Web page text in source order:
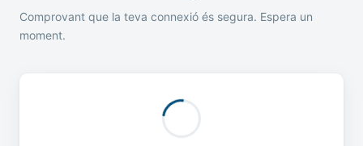
Comprovant que la teva connexió és segura. Espera un
moment.